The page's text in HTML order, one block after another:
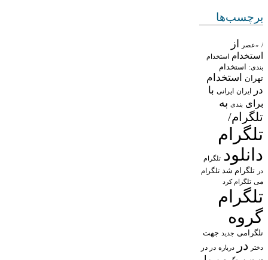
برچسب‌ها
/ «عصر از
استخدام استخدام
بندی: استخدام
تهران
استخدام
در
ایران ایرانی با
برای بندی به
تلگرام/
تلگرام
دانلود تلگرام
در تلگرام شد تلگرام
می تلگرام کرد
تلگرام
گروه
تلگرامی جدید جهت
دختر در درباره در در